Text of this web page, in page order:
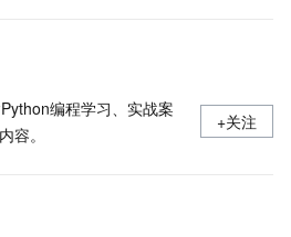
编程学习、实战案
容。
+关注